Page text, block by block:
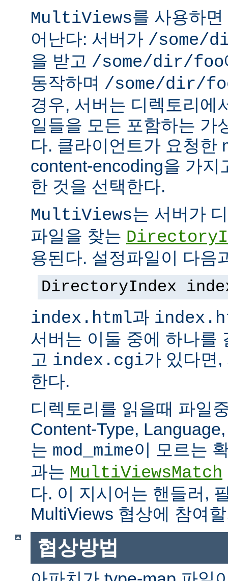
MultiViews를 사용하
어난다: 서버가 /some/
을 받고 /some/dir/foo
동작하며 /some/dir/
경우, 서버는 디렉토리에
일들을 모든 포함하는 가
다. 클라이언트가 요청한
content-encoding을 가지
한 것을 선택한다.
MultiViews는 서버가
파일을 찾는
용된다. 설정파일이 다음
DirectoryIndex
index.html과
서버는 이둘 중에 하나를
고 index.cgi가 있다면
한다.
디렉토리를 읽을때 파일
Content-Type,
는 mod_mime이 모르는
과는 MultiViewsMatch
다. 이 지시어는 핸들러,
MultiViews 협상에 참여
협상방법